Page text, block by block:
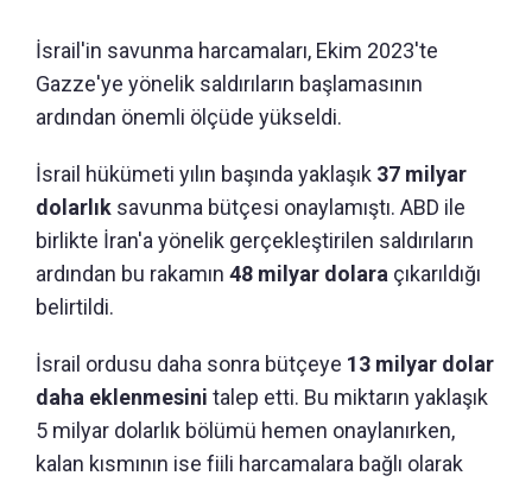
İsrail'in savunma harcamaları, Ekim 2023'te
Gazze'ye yönelik saldırıların başlamasının
ardından önemli ölçüde yükseldi.
İsrail hükümeti yılın başında yaklaşık 37 milyar
dolarlık savunma bütçesi onaylamıştı. ABD ile
birlikte İran'a yönelik gerçekleştirilen saldırıların
ardından bu rakamın 48 milyar dolara çıkarıldığı
belirtildi.
İsrail ordusu daha sonra bütçeye 13 milyar dolar
daha eklenmesini talep etti. Bu miktarın yaklaşık
5 milyar dolarlık bölümü hemen onaylanırken,
kalan kısmının ise fiili harcamalara bağlı olarak